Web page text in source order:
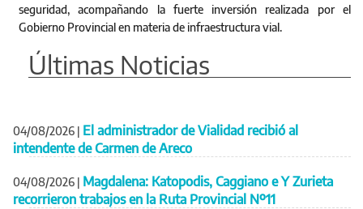
seguridad, acompañando la fuerte inversión realizada por el
Gobierno Provincial en materia de infraestructura vial.
Últimas Noticias
04/08/2026
El administrador de Vialidad recibió al
intendente de Carmen de Areco
04/08/2026
Magdalena: Katopodis, Caggiano e Y Zurieta
recorrieron trabajos en la Ruta Provincial Nº11